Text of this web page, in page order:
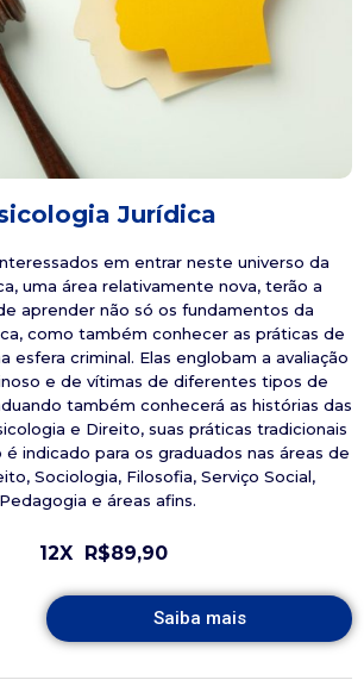
Jurídica
em entrar neste universo da
uma área relativamente nova, terão a
aprender não só os fundamentos da
como também conhecer as práticas de
esfera criminal. Elas englobam a avaliação
e de vítimas de diferentes tipos de
também conhecerá as histórias das
e Direito, suas práticas tradicionais
é indicado para os graduados nas áreas de
Sociologia, Filosofia, Serviço Social,
Pedagogia e áreas afins.
12X R$89,90
Saiba mais